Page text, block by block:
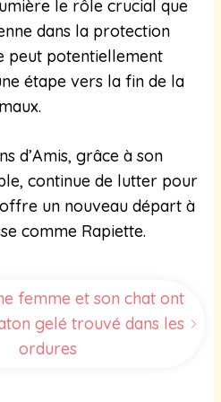
le rôle crucial que
dans la protection
peut potentiellement
étape vers la fin de la
d’Amis, grâce à son
continue de lutter pour
un nouveau départ à
comme Rapiette.
femme et son chat ont
gelé trouvé dans les
ordures